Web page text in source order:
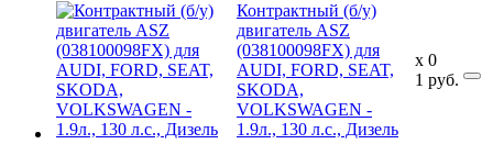
Контрактный (б/у)
двигатель ASZ
(038100098FX) для
AUDI, FORD, SEAT,
SKODA,
VOLKSWAGEN -
1.9л., 130 л.с., Дизель
x
1
0
руб.